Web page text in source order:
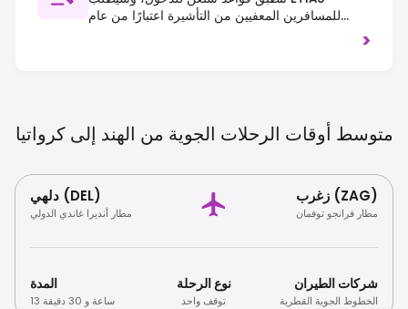
للمسافرين المعفيين من التأشيرة اعتبارًا من عام
>
متوسط ​​أوقات الرحلات الجوية من الهند إلى كرواتيا
دلهي (DEL)
مطار أنديرا غاندي الدولي
زغرب (ZAG)
مطار فرانجو توفمان
المدة
13 ساعة و 30 دقيقة
نوع الرحلة
توقف واحد
شركات الطيران
الخطوط الجوية القطرية